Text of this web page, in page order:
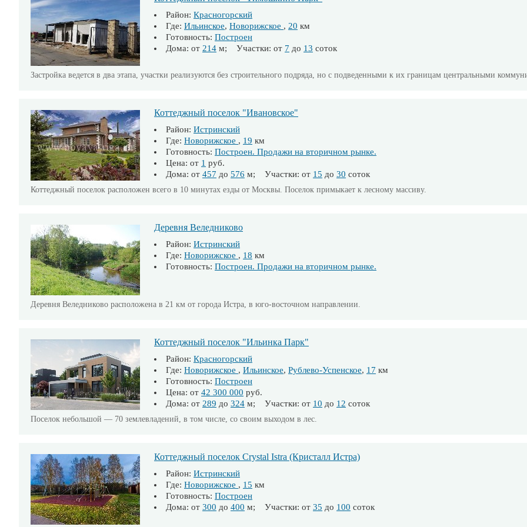
Район: Красногорский
Где: Ильинское, Новорижское , 20 км
Готовность: Построен
Дома: от 214 м; Участки: от 7 до 13 соток
Застройка ведется в два этапа, участки реализуются без строительного подряда, но с подведенными к их границам центральными
Коттеджный поселок "Ивановское"
Район: Истринский
Где: Новорижское , 19 км
Готовность: Построен. Продажи на вторичном рынке.
Цена: от 1 руб.
Дома: от 457 до 576 м; Участки: от 15 до 30 соток
Коттеджный поселок расположен всего в 10 минутах езды от Москвы. Поселок примыкает к лесному массиву.
Деревня Веледниково
Район: Истринский
Где: Новорижское , 18 км
Готовность: Построен. Продажи на вторичном рынке.
Деревня Веледниково расположена в 21 км от города Истра, в юго-восточном направлении.
Коттеджный поселок "Ильинка Парк"
Район: Красногорский
Где: Новорижское , Ильинское, Рублево-Успенское, 17 км
Готовность: Построен
Цена: от 42 300 000 руб.
Дома: от 289 до 324 м; Участки: от 10 до 12 соток
Поселок небольшой — 70 землевладений, в том числе, со своим выходом в лес.
Коттеджный поселок Crystal Istra (Кристалл Истра)
Район: Истринский
Где: Новорижское , 15 км
Готовность: Построен
Дома: от 300 до 400 м; Участки: от 35 до 100 соток